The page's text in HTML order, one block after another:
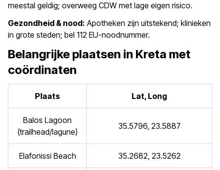
meestal geldig; overweeg CDW met lage eigen risico.
Gezondheid & nood: Apotheken zijn uitstekend; klinieken
in grote steden; bel 112 EU-noodnummer.
Belangrijke plaatsen in Kreta met
coördinaten
Plaats Lat, Long
Balos Lagoon
(trailhead/lagune)
35.5796, 23.5887
Elafonissi Beach 35.2682, 23.5262